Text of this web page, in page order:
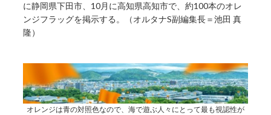
に静岡県下⽥市、10⽉に⾼知県⾼知市で、約100本のオレ
ンジフラッグを掲⽰する。（オルタナS副編集長＝池田 真
隆）
オレンジは青の対照色なので、海で遊ぶ人々にとって最も視認性が